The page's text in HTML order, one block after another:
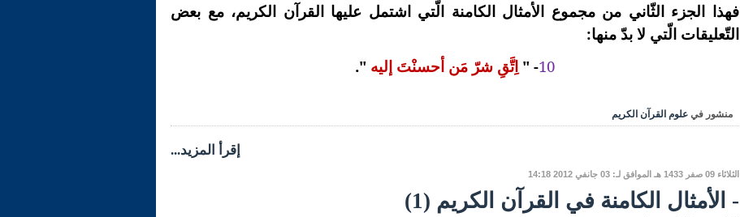
فهذا الجزء الثّاني من مجموع الأمثال الكامنة الّتي اشتمل عليها القرآن الكريم، مع بعض
التّعليقات الّتي لا بدّ منها:
10
- " اِتَّقِ شرّ مَن أحسنْتَ إليه ".
منشور في علوم القرآن الكريم
إقرأ المزيد...
الثلاثاء 09 صفر 1433 هـ الموافق لـ: 03 جانفي 2012 14:18
- الأمثال الكامنة في القرآن الكريم (1)